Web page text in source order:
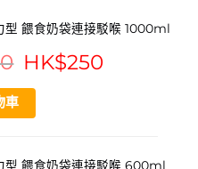
餵食奶袋連接駁喉 1000ml
Original
price
HK$360.
HK$250
車
型 餵食奶袋連接駁喉 600ml